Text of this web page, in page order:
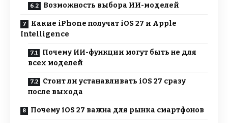
Возможность выбора ИИ-моделей
Какие iPhone получат iOS 27 и Apple
Intelligence
Почему ИИ-функции могут быть не для
всех моделей
Стоит ли устанавливать iOS 27 сразу
после выхода
Почему iOS 27 важна для рынка смартфонов